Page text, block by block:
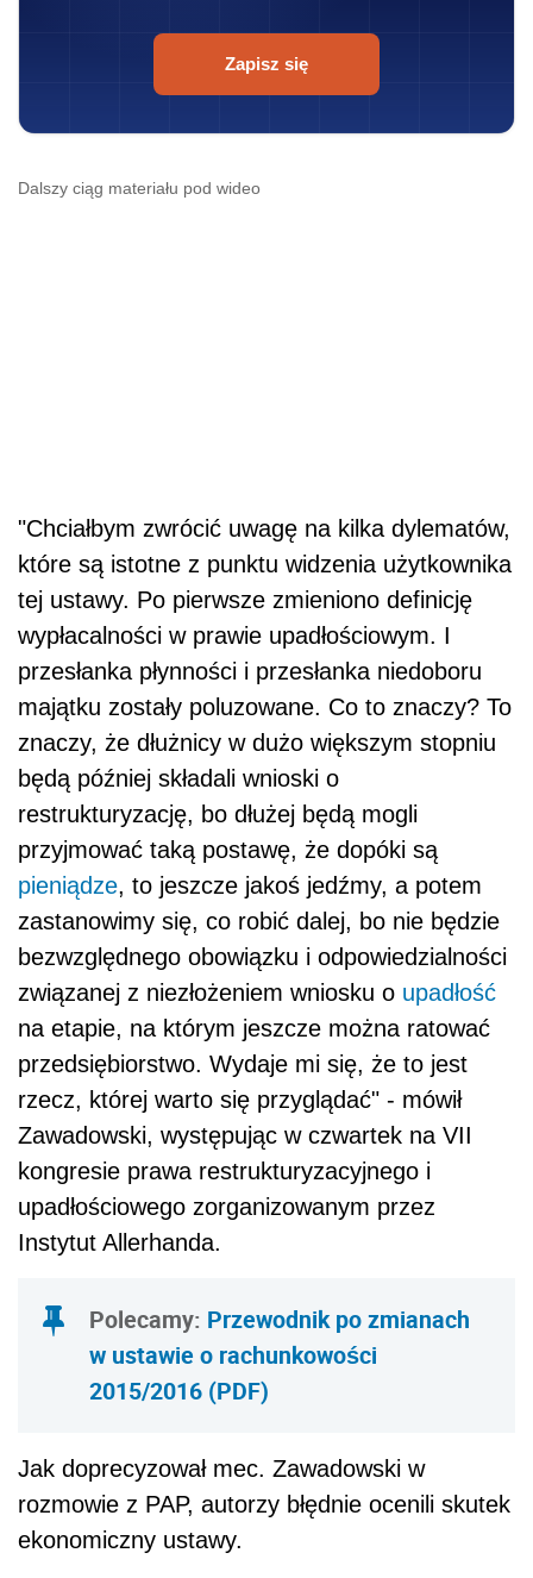
Zapisz się
Dalszy ciąg materiału pod wideo
"Chciałbym zwrócić uwagę na kilka dylematów,
które są istotne z punktu widzenia użytkownika
tej ustawy. Po pierwsze zmieniono definicję
wypłacalności w prawie upadłościowym. I
przesłanka płynności i przesłanka niedoboru
majątku zostały poluzowane. Co to znaczy? To
znaczy, że dłużnicy w dużo większym stopniu
będą później składali wnioski o
restrukturyzację, bo dłużej będą mogli
przyjmować taką postawę, że dopóki są
pieniądze, to jeszcze jakoś jedźmy, a potem
zastanowimy się, co robić dalej, bo nie będzie
bezwzględnego obowiązku i odpowiedzialności
związanej z niezłożeniem wniosku o upadłość
na etapie, na którym jeszcze można ratować
przedsiębiorstwo. Wydaje mi się, że to jest
rzecz, której warto się przyglądać" - mówił
Zawadowski, występując w czwartek na VII
kongresie prawa restrukturyzacyjnego i
upadłościowego zorganizowanym przez
Instytut Allerhanda.
Polecamy: Przewodnik po zmianach
w ustawie o rachunkowości
2015/2016 (PDF)
Jak doprecyzował mec. Zawadowski w
rozmowie z PAP, autorzy błędnie ocenili skutek
ekonomiczny ustawy.